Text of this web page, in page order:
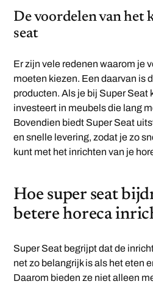
De voordelen van het
seat
Er zijn vele redenen waarom je
moeten kiezen. Een daarvan is
producten. Als je bij Super Seat
investeert in meubels die lang
Bovendien biedt Super Seat
en snelle levering, zodat je zo
kunt met het inrichten van je
Hoe super seat
betere horeca
Super Seat begrijpt dat de
net zo belangrijk is als het eten
Daarom bieden ze niet alleen